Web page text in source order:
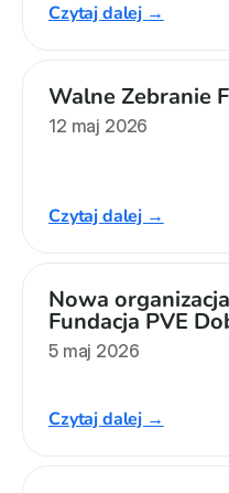
Czytaj dalej →
Walne Zebranie
12 maj 2026
Czytaj dalej →
Nowa
Fundacja PVE
5 maj 2026
Czytaj dalej →